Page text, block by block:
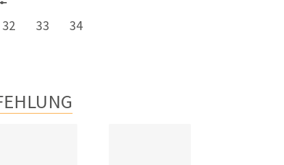
32 33 34